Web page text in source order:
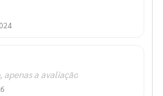
a avaliação